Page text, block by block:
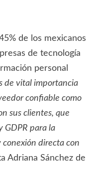
de los mexicanos
de tecnología
personal
de vital importancia
confiable como
sus clientes, que
GDPR para la
conexión directa con
Adriana Sánchez de